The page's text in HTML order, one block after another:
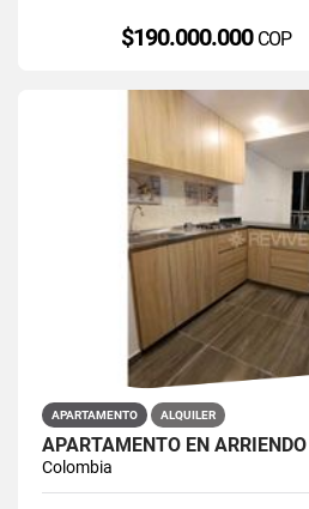
$190.000.000 COP
APARTAMENTO ALQUILER
Colombia